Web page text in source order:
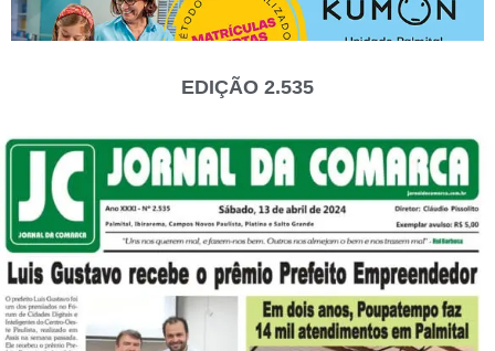
EDIÇÃO 2.535